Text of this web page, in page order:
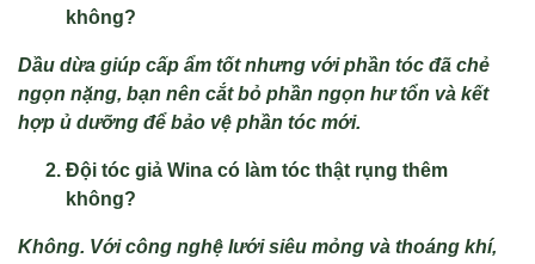
không?
Dầu dừa giúp cấp ẩm tốt nhưng với phần tóc đã chẻ
ngọn nặng, bạn nên cắt bỏ phần ngọn hư tổn và kết
hợp ủ dưỡng để bảo vệ phần tóc mới.
Đội tóc giả Wina có làm tóc thật rụng thêm
không?
Không. Với công nghệ lưới siêu mỏng và thoáng khí,